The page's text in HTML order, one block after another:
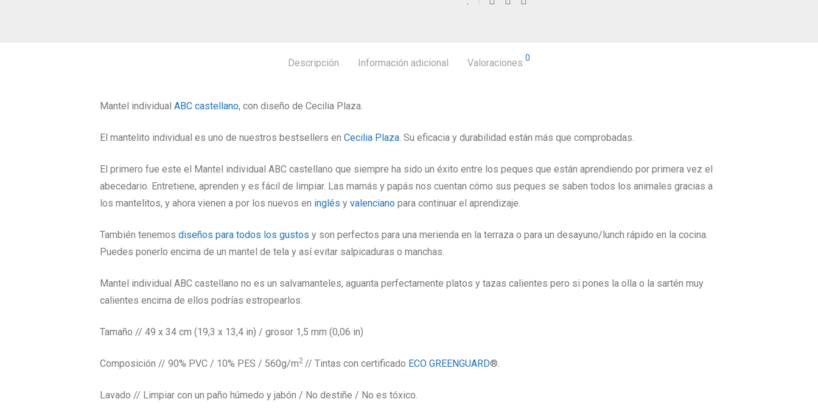
Descripción Información adicional Valoraciones 0
Mantel individual ABC castellano, con diseño de Cecilia Plaza.
El mantelito individual es uno de nuestros bestsellers en Cecilia Plaza. Su eficacia y durabilidad están más que comprobadas.
El primero fue este el Mantel individual ABC castellano que siempre ha sido un éxito entre los peques que están aprendiendo por primera vez el
abecedario. Entretiene, aprenden y es fácil de limpiar. Las mamás y papás nos cuentan cómo sus peques se saben todos los animales gracias a
los mantelitos, y ahora vienen a por los nuevos en inglés y valenciano para continuar el aprendizaje.
También tenemos diseños para todos los gustos y son perfectos para una merienda en la terraza o para un desayuno/lunch rápido en la cocina.
Puedes ponerlo encima de un mantel de tela y así evitar salpicaduras o manchas.
Mantel individual ABC castellano no es un salvamanteles, aguanta perfectamente platos y tazas calientes pero si pones la olla o la sartén muy
calientes encima de ellos podrías estropearlos.
Tamaño // 49 x 34 cm (19,3 x 13,4 in) / grosor 1,5 mm (0,06 in)
Composición // 90% PVC / 10% PES / 560g/m2 // Tintas con certificado ECO GREENGUARD®.
Lavado // Limpiar con un paño húmedo y jabón / No destiñe / No es tóxico.